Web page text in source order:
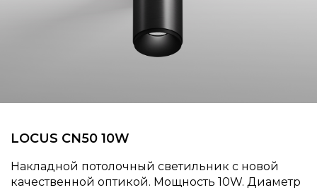
LOCUS CN50 10W
Накладной потолочный светильник с новой
качественной оптикой. Мощность 10W. Диаметр